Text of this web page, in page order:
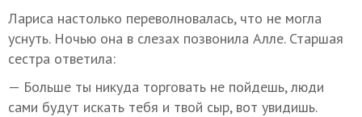
Лариса настолько переволновалась, что не могла
уснуть. Ночью она в слезах позвонила Алле. Старшая
сестра ответила:
— Больше ты никуда торговать не пойдешь, люди
сами будут искать тебя и твой сыр, вот увидишь.